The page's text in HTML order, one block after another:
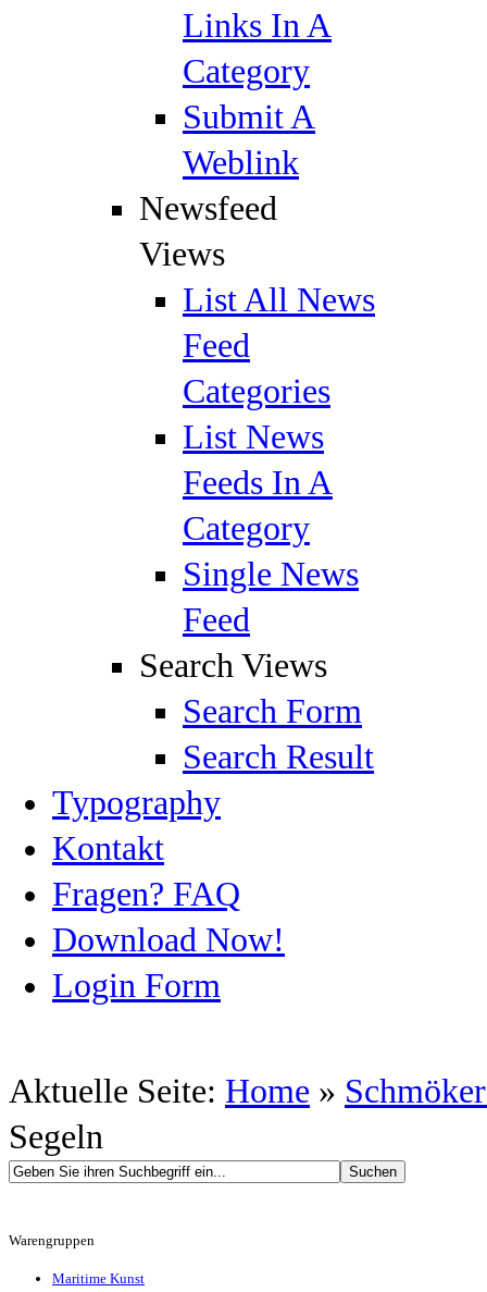
Links In A
Category
Submit A
Weblink
Newsfeed
Views
List All News
Feed
Categories
List News
Feeds In A
Category
Single News
Feed
Search Views
Search Form
Search Result
Typography
Kontakt
Fragen? FAQ
Download Now!
Login Form
Aktuelle Seite: Home »
Segeln
Warengruppen
Maritime Kunst